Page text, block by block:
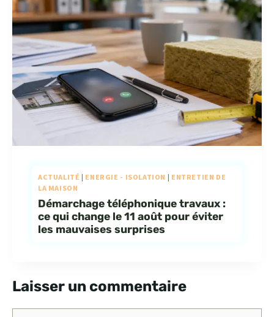
ACTUALITÉ | ENERGIE - ISOLATION | ENTRETIEN DE
LA MAISON
Démarchage téléphonique travaux :
ce qui change le 11 août pour éviter
les mauvaises surprises
Laisser un commentaire